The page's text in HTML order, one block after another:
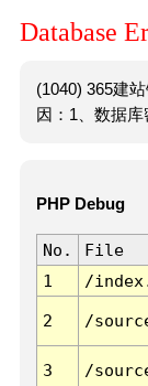
Database
(1040) 365建
因：1、数据库
PHP Debug
No. File
1
/
2 /
3 /